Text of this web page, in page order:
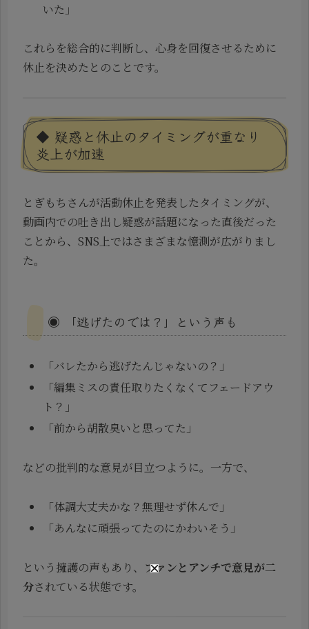
いた」
これらを総合的に判断し、心身を回復させるために
休止を決めたとのことです。
◆ 疑惑と休止のタイミングが重なり
炎上が加速
とぎもちさんが活動休止を発表したタイミングが、
動画内での吐き出し疑惑が話題になった直後だった
ことから、SNS上ではさまざまな憶測が広がりまし
た。
◉ 「逃げたのでは？」という声も
「バレたから逃げたんじゃないの？」
「編集ミスの責任取りたくなくてフェードアウ
ト？」
「前から胡散臭いと思ってた」
などの批判的な意見が目立つように。一方で、
「体調大丈夫かな？無理せず休んで」
「あんなに頑張ってたのにかわいそう」
という擁護の声もあり、 ファンとアンチで意見が二
分されている状態です。